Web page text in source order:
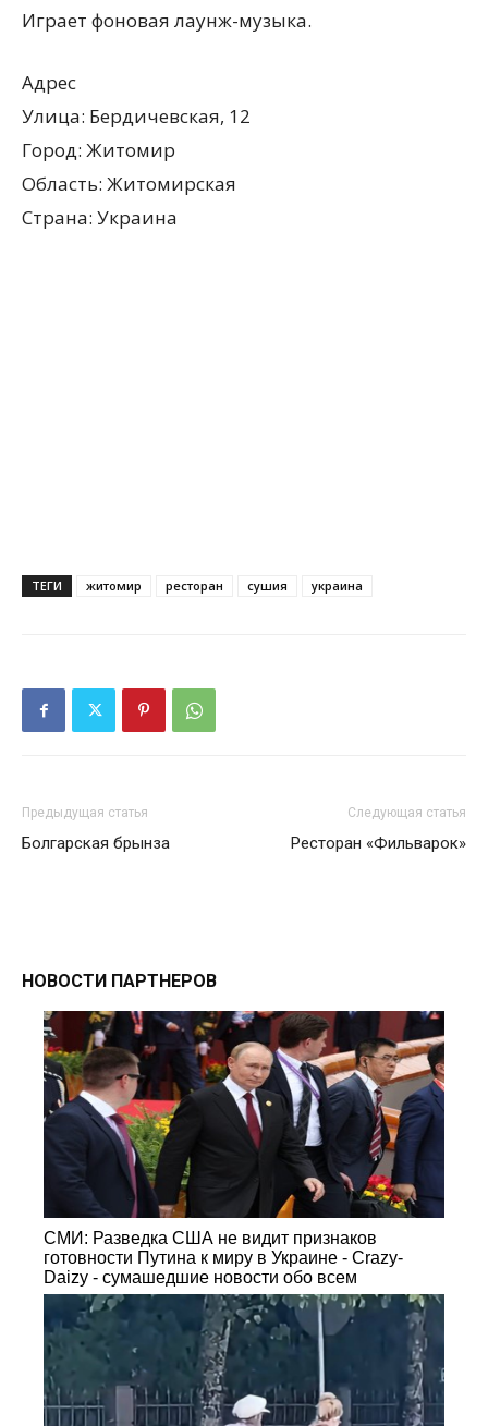
Играет фоновая лаунж-музыка.
Адрес
Улица: Бердичевская, 12
Город: Житомир
Область: Житомирская
Страна: Украина
ТЕГИ житомир ресторан сушия украина
Предыдущая статья
Болгарская брынза
Следующая статья
Ресторан «Фильварок»
НОВОСТИ ПАРТНЕРОВ
СМИ: Разведка США не видит признаков
готовности Путина к миру в Украине - Crazy-
Daizy - сумашедшие новости обо всем